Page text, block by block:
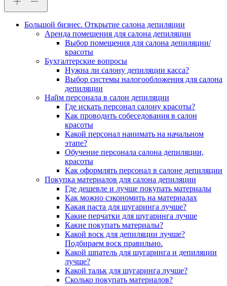
Большой бизнес. Открытие салона депиляции
Аренда помещения для салона депиляции
Выбор помещения для салона депиляции/
красоты
Бухгалтерские вопросы
Нужна ли салону депиляции касса?
Выбор системы налогообложения для салона
депиляции
Найм персонала в салон депиляции
Где искать персонал салону красоты?
Как проводить собеседования в салон
красоты
Какой персонал нанимать на начальном
этапе?
Обучение персонала салона депиляции,
красоты
Как оформлять персонал в салоне депиляции
Покупка материалов для салона депиляции
Где дешевле и лучше покупать материалы
Как можно сэкономить на материалах
Какая паста для шугаринга лучше?
Какие перчатки для шугаринга лучше
Какие покупать материалы?
Какой воск для депиляции лучше?
Подбираем воск правильно.
Какой шпатель для шугаринга и депиляции
лучше?
Какой тальк для шугаринга лучше?
Сколько покупать материалов?